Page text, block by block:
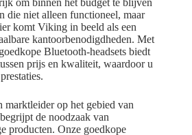
om binnen het budget te blijven
die niet alleen functioneel, maar
komt Viking in beeld als een
kantoorbenodigdheden. Met
Bluetooth-headsets biedt
prijs en kwaliteit, waardoor u
marktleider op het gebied van
de noodzaak van
producten. Onze goedkope